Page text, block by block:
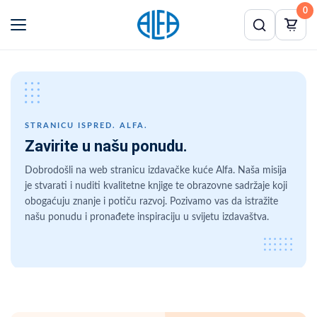
0
STRANICU ISPRED. ALFA.
Zavirite u našu ponudu.
Dobrodošli na web stranicu izdavačke kuće Alfa. Naša misija
je stvarati i nuditi kvalitetne knjige te obrazovne sadržaje koji
obogaćuju znanje i potiču razvoj. Pozivamo vas da istražite
našu ponudu i pronađete inspiraciju u svijetu izdavaštva.